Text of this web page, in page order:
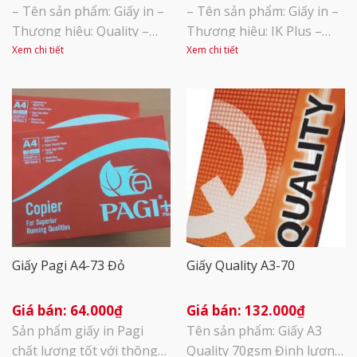
– Tên sản phẩm: Giấy in –
Thương hiệu: Quality –
Xuất sứ: Thái Lan – Định
tính: 1 ream 500 tờ – A4: 1
thùng 5 ream – Sử dụng
làm giấy in, photocopy
trong văn phòng hoặc gia
đình – Giấy đẹp, mịn và
láng
Xem chi tiết
– Tên sản phẩm: Giấy in –
Thương hiệu: IK Plus –
Xuất sứ: Indonexia – Định
tính: 1 ream 500 tờ – A4: 1
thùng 5 ream – Sử dụng
làm giấy in, photocopy
trong văn phòng hoặc gia
đình – Giấy có độ dầy tốt,
bề mặt láng [...]
Xem chi tiết
Giấy Pagi A4-73 Đỏ
64.000₫
Sản phẩm giấy in Pagi
chất lượng tốt với thông
Giấy Quality A3-70
132.000₫
Tên sản phẩm: Giấy A3
Quality 70gsm Định lượng